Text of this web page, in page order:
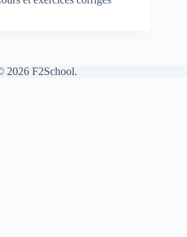
2026 F2School.